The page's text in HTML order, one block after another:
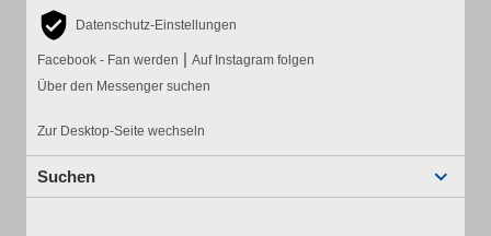
Datenschutz-Einstellungen
Facebook - Fan werden | Auf Instagram folgen
Über den Messenger suchen
Zur Desktop-Seite wechseln
Suchen